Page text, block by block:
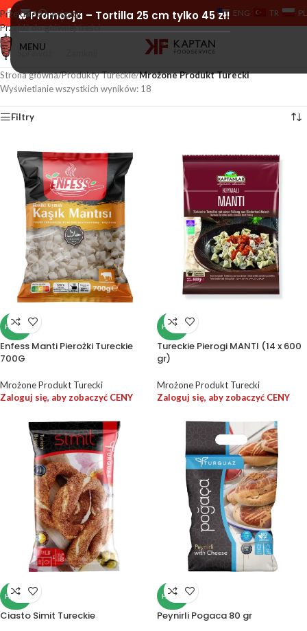
Przejdź do nawigacji
Przejdź do głównej treści
🔥 Promocja – Tortilla 25 cm tylko 45 zł!
Sprawdź
ENG TR PL
MENU
Strona główna/Produkty Tureckie/Mrożone Produkt Turecki
Wyświetlanie wszystkich wyników: 18
Filtry
HALAL
Enfess Manti Pierożki Tureckie
700G
Mrożone Produkt Turecki
Zaloguj się, aby zobaczyć CENY
HALAL
Tureckie Pierogi MANTI (14 x 600
gr)
Mrożone Produkt Turecki
Zaloguj się, aby zobaczyć CENY
HALAL
Ciasto Simit Tureckie
HALAL
Peynirli Pogaca 80 gr